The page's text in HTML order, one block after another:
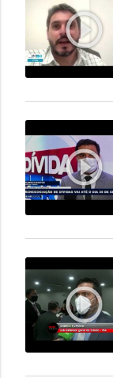
play_circle_outline
play_circle_outline
play_circle_outline